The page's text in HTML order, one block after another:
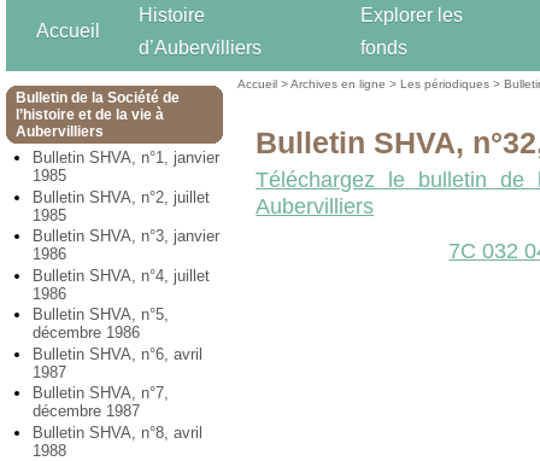
Accueil
Histoire
d’Aubervilliers
Explorer les
fonds
Bulletin de la Société de
l’histoire et de la vie à
Aubervilliers
Bulletin SHVA, n°1, janvier
1985
Bulletin SHVA, n°2, juillet
1985
Bulletin SHVA, n°3, janvier
1986
Bulletin SHVA, n°4, juillet
1986
Bulletin SHVA, n°5,
décembre 1986
Bulletin SHVA, n°6, avril
1987
Bulletin SHVA, n°7,
décembre 1987
Bulletin SHVA, n°8, avril
1988
Accueil >Archives en ligne >Les périodiques >
Bulletin SHVA,
Téléchargez le bulletin
Aubervilliers
7C 032